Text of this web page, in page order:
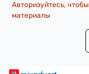
Авторизуйтесь,
материалы